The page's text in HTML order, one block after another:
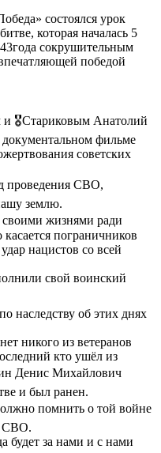
состоялся урок
которая началась 5
сокрушительным
победой
🎖Стариковым Анатолий
фильме
советских
проведения СВО,
землю.
жизнями ради
пограничников
нацистов со всей
свой воинский
наследству об этих днях
никого из ветеранов
кто ушёл из
Денис Михайлович
и был ранен.
помнить о той войне
СВО.
за нами и с нами